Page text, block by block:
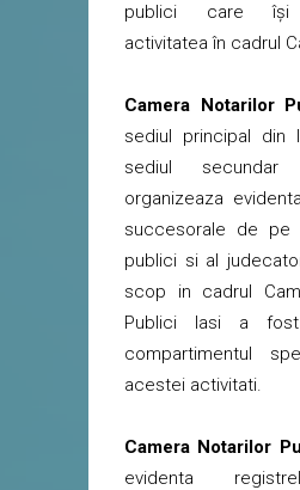
publici care îşi
activitatea în cadrul
Camera Notarilor
sediul principal din
sediul secundar
organizeaza
succesorale de pe
publici si al
scop in cadrul
Publici Iasi a
compartimentul
acestei activitati.
Camera Notarilor
evidenta